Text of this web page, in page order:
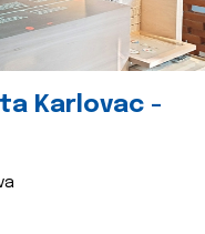
Karlovac -